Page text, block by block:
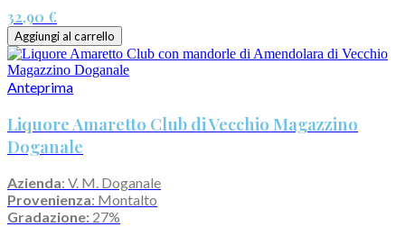
32,90 €
Aggiungi al carrello
Anteprima
Liquore Amaretto Club di Vecchio Magazzino
Doganale
Azienda: V. M. Doganale
Provenienza: Montalto
Gradazione: 27%